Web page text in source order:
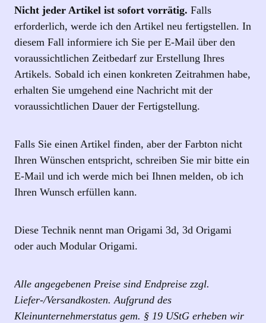
Nicht jeder Artikel ist sofort vorrätig. Falls
erforderlich, werde ich den Artikel neu fertigstellen. In
diesem Fall informiere ich Sie per E‑Mail über den
voraussichtlichen Zeitbedarf zur Erstellung Ihres
Artikels. Sobald ich einen konkreten Zeitrahmen habe,
erhalten Sie umgehend eine Nachricht mit der
voraussichtlichen Dauer der Fertigstellung.
Falls Sie einen Artikel finden, aber der Farbton nicht
Ihren Wünschen entspricht, schreiben Sie mir bitte ein
E-Mail und ich werde mich bei Ihnen melden, ob ich
Ihren Wunsch erfüllen kann.
Diese Technik nennt man Origami 3d, 3d Origami
oder auch Modular Origami.
Alle angegebenen Preise sind Endpreise zzgl.
Liefer-/Versandkosten. Aufgrund des
Kleinunternehmerstatus gem. § 19 UStG erheben wir